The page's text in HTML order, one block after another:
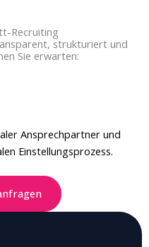
Recruiting
strukturiert und
Sie erwarten:
Ansprechpartner und
Einstellungsprozess.